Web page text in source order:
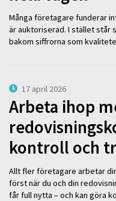
Många företagare funderar
är auktoriserad. I stället står
bakom siffrorna som
17 april 2026
Arbeta ihop
kontroll och
Allt fler företagare arbetar
först när du och din
får full nytta – och kan göra